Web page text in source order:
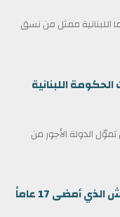
اللبنانية ممثل من نسق
اللبنانية
الدولة الأجور من
من هو طارق رحمن رئيس وزراء بنغلاديش الذي أمضى 17 عاماً